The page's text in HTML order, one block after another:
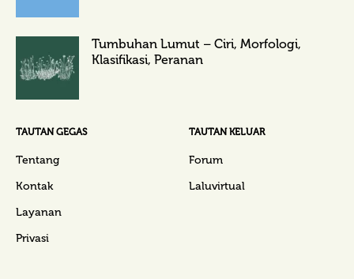
Tumbuhan Lumut – Ciri, Morfologi,
Klasifikasi, Peranan
TAUTAN GEGAS
Tentang
Kontak
Layanan
Privasi
TAUTAN KELUAR
Forum
Laluvirtual